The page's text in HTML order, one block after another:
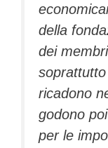
della
dei
ricadono
godono
per le